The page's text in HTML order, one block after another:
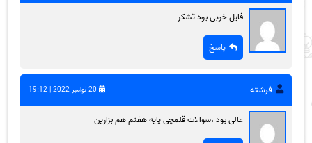
فایل خوبی بود تشکر
پاسخ
فرشته 20 نوامبر 2022 | 19:12
عالی بود ،سوالات قلمچی پایه هفتم هم بزارین